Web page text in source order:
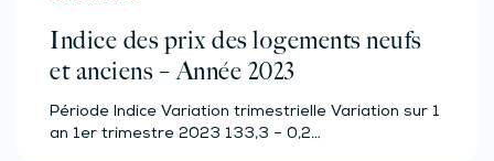
Indice des prix des logements neufs
et anciens – Année 2023
Période Indice Variation trimestrielle Variation sur 1
an 1er trimestre 2023 133,3 – 0,2…